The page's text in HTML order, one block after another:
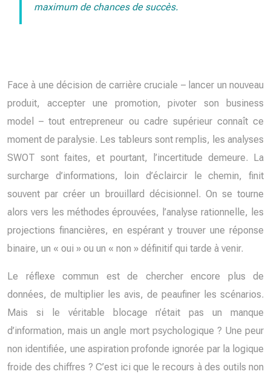
maximum de chances de succès.
Face à une décision de carrière cruciale – lancer un nouveau
produit, accepter une promotion, pivoter son business
model – tout entrepreneur ou cadre supérieur connaît ce
moment de paralysie. Les tableurs sont remplis, les analyses
SWOT sont faites, et pourtant, l’incertitude demeure. La
surcharge d’informations, loin d’éclaircir le chemin, finit
souvent par créer un brouillard décisionnel. On se tourne
alors vers les méthodes éprouvées, l’analyse rationnelle, les
projections financières, en espérant y trouver une réponse
binaire, un « oui » ou un « non » définitif qui tarde à venir.
Le réflexe commun est de chercher encore plus de
données, de multiplier les avis, de peaufiner les scénarios.
Mais si le véritable blocage n’était pas un manque
d’information, mais un angle mort psychologique ? Une peur
non identifiée, une aspiration profonde ignorée par la logique
froide des chiffres ? C’est ici que le recours à des outils non